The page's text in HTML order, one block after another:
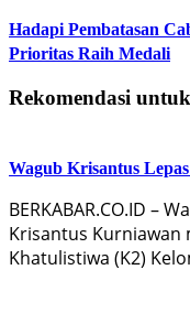
Hadapi Pembatasan
Prioritas Raih Medali
Rekomendasi
Wagub Krisantus
BERKABAR.CO.ID –
Krisantus Kurniawan
Khatulistiwa (K2)